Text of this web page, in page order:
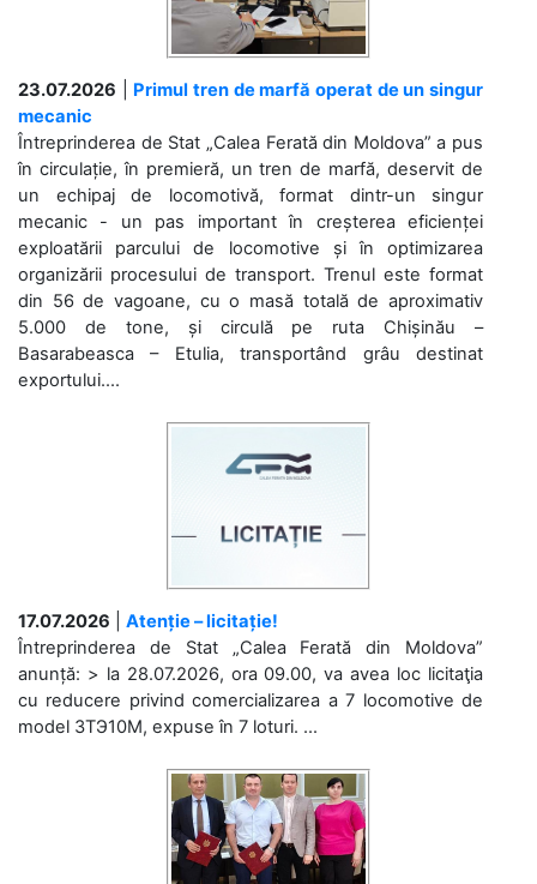
23.07.2026
Primul tren de marfă operat de un singur
mecanic
Întreprinderea de Stat „Calea Ferată din Moldova” a pus
în circulație, în premieră, un tren de marfă, deservit de
un echipaj de locomotivă, format dintr-un singur
mecanic - un pas important în creșterea eficienței
exploatării parcului de locomotive și în optimizarea
organizării procesului de transport. Trenul este format
din 56 de vagoane, cu o masă totală de aproximativ
5.000 de tone, și circulă pe ruta Chișinău –
Basarabeasca – Etulia, transportând grâu destinat
exportului....
17.07.2026
Atenție – licitație!
Întreprinderea de Stat „Calea Ferată din Moldova”
anunță: > la 28.07.2026, ora 09.00, va avea loc licitaţia
cu reducere privind comercializarea a 7 locomotive de
model 3ТЭ10М, expuse în 7 loturi. ...